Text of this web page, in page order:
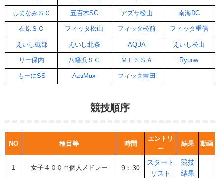
しまなみＳＣ 五百木SC アズサ松山 南海DC
石原ＳＣ フィッタ松山 フィッタ松前 フィッタ重信
えいし砥部 えいし北条 AQUA えいし松山
リー保内 八幡浜ＳＣ ＭＥＳＳＡ Ryuow
もーにSS AzuMax フィッタ吉田
競技順序
NO 種目等 時間
エントリ
ー
結果 動画
1 女子４００ｍ個人メドレー 9：30
スタート
リスト
競技
結果